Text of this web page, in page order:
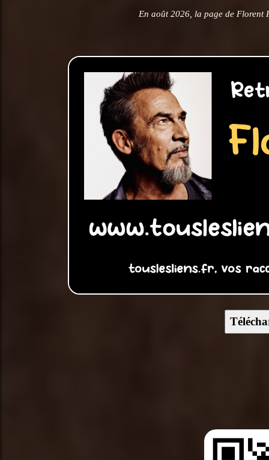
En août 2026, la page de Florent